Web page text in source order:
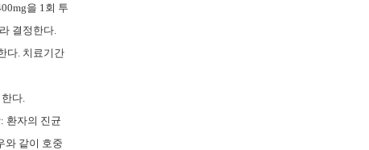
을 1회 투
결정한다.
다. 치료기간
다.
환자의 진균
와 같이 호중